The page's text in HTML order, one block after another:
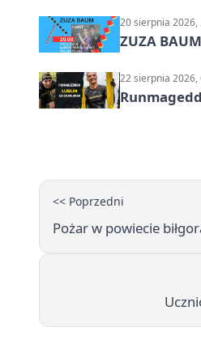
20 sierpnia 2026,
ZUZA
22 sierpnia 2026,
<< Poprzedni
Pożar w powiecie